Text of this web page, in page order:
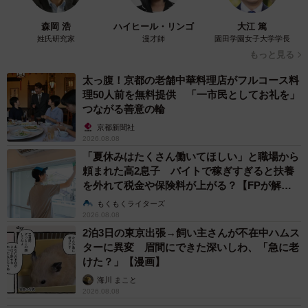
3/11
保護直後、病院で診察してもらったクロくん。ウイルスやカビ、寄生虫
などで目も鼻も皮膚もボロボロだったそうです（画像提供：黒猫クロさ
ん @touzainosaito3）
人間が「カメムシ」を食べたケースも！
どうやら「虫」などを食べて泡を吹く……というのは猫ち
ゃんあるあるらしく、リプ欄には、「猫は口に苦いものが
森岡 浩
姓氏研究家
ハイヒール・リンゴ
漫才師
大江 篤
園田学園女子大学学長
もっと見る
太っ腹！京都の老舗中華料理店がフルコース料
理50人前を無料提供 「一市民としてお礼を」
つながる善意の輪
京都新聞社
2026.08.08
「夏休みはたくさん働いてほしい」と職場から
頼まれた高2息子 バイトで稼ぎすぎると扶養
を外れて税金や保険料が上がる？【FPが解
説】もくもくライターズ
2026.08.08
2泊3日の東京出張→飼い主さんが不在中ハムス
ターに異変 眉間にできた深いしわ、「急に老
けた？」【漫画】
海川 まこと
2026.08.08